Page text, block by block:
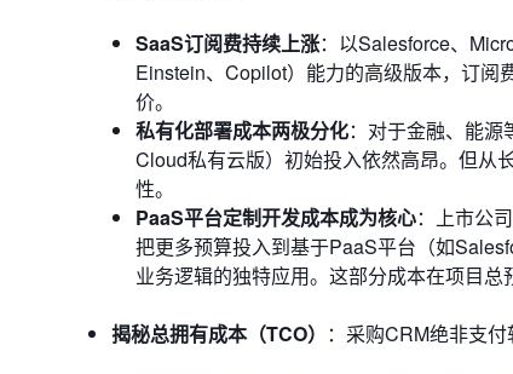
SaaS订阅费持续上涨：以Salesforce、
Einstein、Copilot）能力的高级版本，订阅
价。
私有化部署成本两极分化：对于金融、能
Cloud私有云版）初始投入依然高昂。但从
性。
PaaS平台定制开发成本成为核心：上市公
把更多预算投入到基于PaaS平台（如
业务逻辑的独特应用。这部分成本在项目总
揭秘总拥有成本（TCO） ：采购CRM绝非支